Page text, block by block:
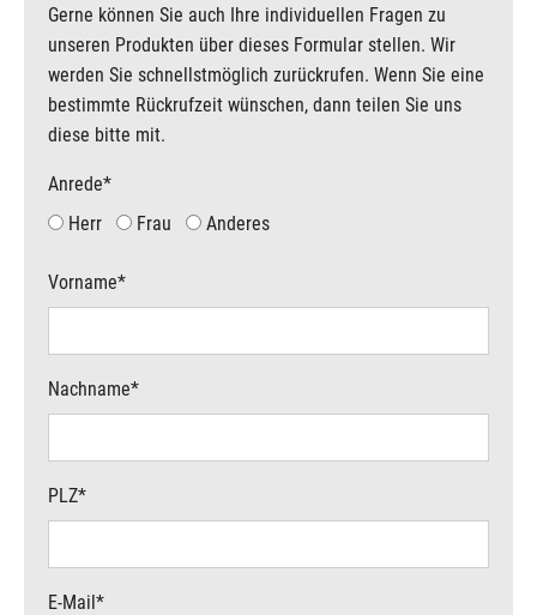
Gerne können Sie auch Ihre individuellen Fragen zu
unseren Produkten über dieses Formular stellen. Wir
werden Sie schnellstmöglich zurückrufen. Wenn Sie eine
bestimmte Rückrufzeit wünschen, dann teilen Sie uns
diese bitte mit.
Anrede*
Herr
Frau Anderes
Vorname*
Nachname*
PLZ*
E-Mail*